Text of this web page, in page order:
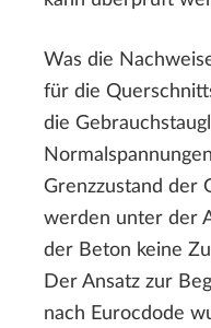
Was die
für die
die
Grenzzustand der
werden unter der
der Beton keine
Der Ansatz zur
nach Eurocdode